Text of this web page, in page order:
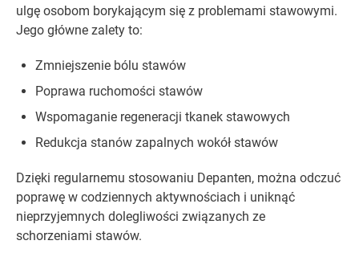
ulgę osobom borykającym się z problemami stawowymi.
Jego główne zalety to:
Zmniejszenie bólu stawów
Poprawa ruchomości stawów
Wspomaganie regeneracji tkanek stawowych
Redukcja stanów zapalnych wokół stawów
Dzięki regularnemu stosowaniu Depanten, można odczuć
poprawę w codziennych aktywnościach i uniknąć
nieprzyjemnych dolegliwości związanych ze
schorzeniami stawów.